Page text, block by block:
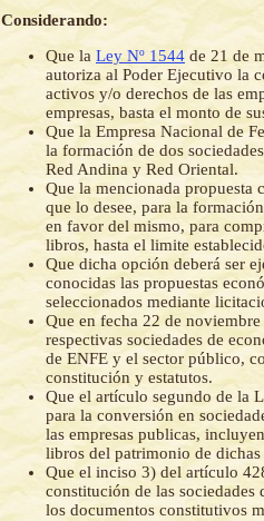
Considerando:
Que la Ley Nº 1544 de 21 de
autoriza al Poder Ejecutivo la
activos y/o derechos de las
empresas, basta el monto de
Que la Empresa Nacional de
la formación de dos
Red Andina y Red Oriental.
Que la mencionada propuesta
que lo desee, para la
en favor del mismo, para
libros, hasta el limite
Que dicha opción deberá ser
conocidas las propuestas
seleccionados mediante
Que en fecha 22 de
respectivas sociedades de
de ENFE y el sector público,
constitución y estatutos.
Que el artículo segundo de la
para la conversión en
las empresas publicas,
libros del patrimonio de dichas
Que el inciso 3) del artículo
constitución de las
los documentos constitutivos